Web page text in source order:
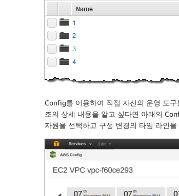
Config를 이용하여 직접 자신의 운영 도
조의 상세 내용을 알고 싶다면 아래의
자원을 선택하고 구성 변경의 타임 라인